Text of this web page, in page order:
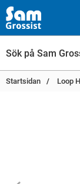
Startsidan Loop